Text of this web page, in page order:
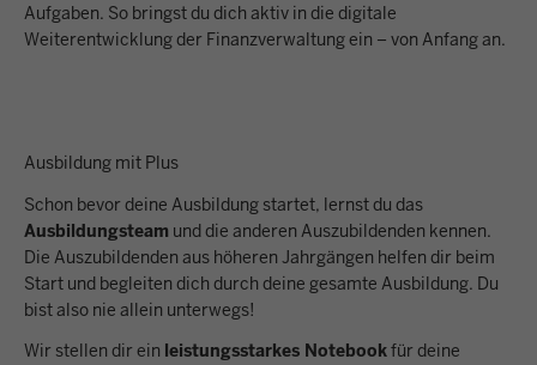
Aufgaben. So bringst du dich aktiv in die digitale
Weiterentwicklung der Finanzverwaltung ein – von Anfang an.
Ausbildung mit Plus
Schon bevor deine Ausbildung startet, lernst du das
Ausbildungsteam und die anderen Auszubildenden kennen.
Die Auszubildenden aus höheren Jahrgängen helfen dir beim
Start und begleiten dich durch deine gesamte Ausbildung. Du
bist also nie allein unterwegs!
Wir stellen dir ein leistungsstarkes Notebookfür deine